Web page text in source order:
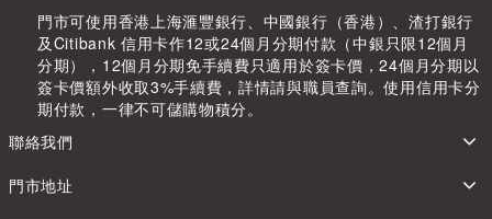
門市可使用香港上海滙豐銀行、中國銀行（香港）、渣打銀行
及Citibank 信用卡作12或24個月分期付款（中銀只限12個月
分期），12個月分期免手續費只適用於簽卡價，24個月分期以
簽卡價額外收取3%手續費，詳情請與職員查詢。使用信用卡分
期付款，一律不可儲購物積分。
聯絡我們
門市地址